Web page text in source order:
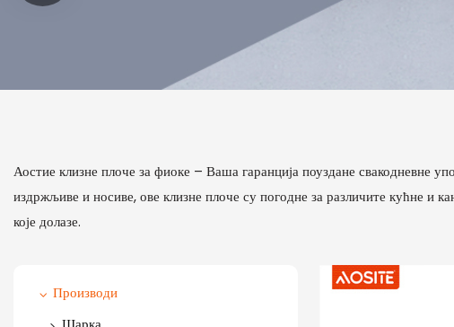
Аостие клизне плоче за фиоке – Ваша гаранција поуздане свакодневне
издржљиве и носиве, ове клизне плоче су погодне за различите кућне и
које долазе.
Производи